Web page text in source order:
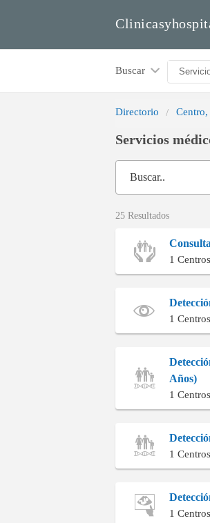
Buscar
Directorio Centro,
Servicios
Buscar..
25 Resultados
1
1
Años)
1
1
1